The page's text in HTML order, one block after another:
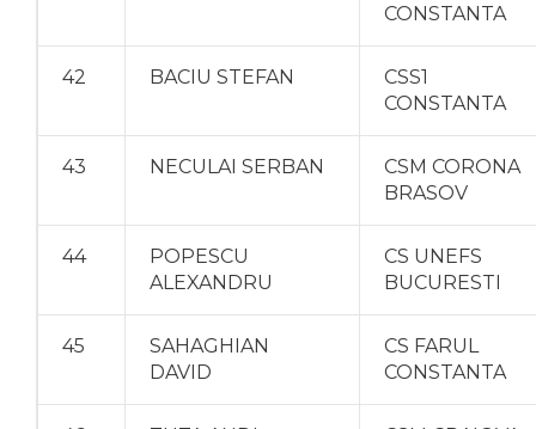
CONSTANTA
42 BACIU STEFAN
CSS1
CONSTANTA
43 NECULAI SERBAN
CSM CORONA
BRASOV
44
POPESCU
ALEXANDRU
CS UNEFS
BUCURESTI
45
SAHAGHIAN
DAVID
CS FARUL
CONSTANTA